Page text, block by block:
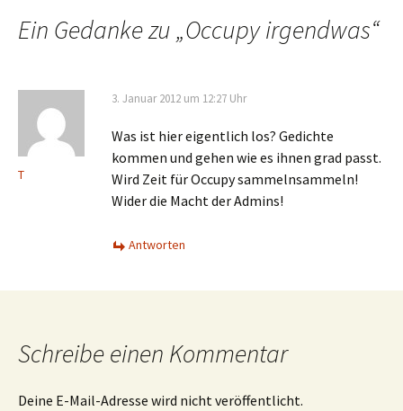
Navigation
Ein Gedanke zu „Occupy irgendwas“
T
3. Januar 2012 um 12:27 Uhr
Was ist hier eigentlich los? Gedichte
kommen und gehen wie es ihnen grad passt.
Wird Zeit für Occupy sammelnsammeln!
Wider die Macht der Admins!
Antworten
Schreibe einen Kommentar
Deine E-Mail-Adresse wird nicht veröffentlicht.